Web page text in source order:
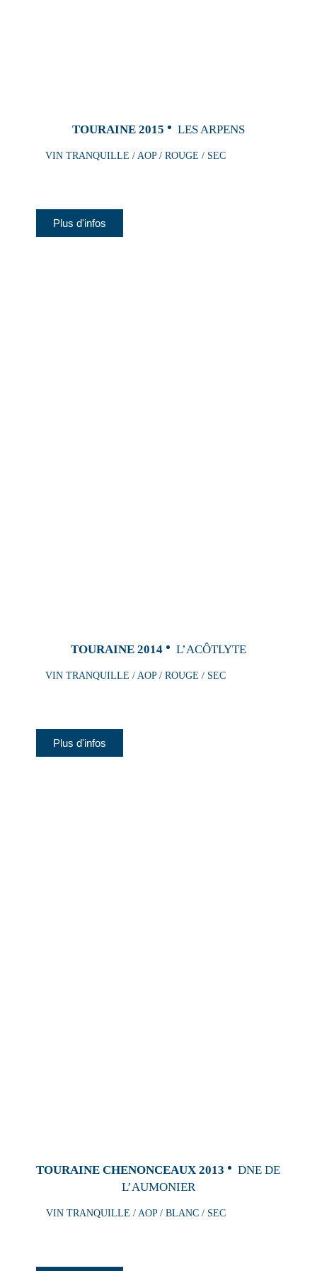
TOURAINE 2015 LES ARPENS
VIN TRANQUILLE / AOP / ROUGE / SEC
Plus d'infos
TOURAINE 2014 L’ACÔTLYTE
VIN TRANQUILLE / AOP / ROUGE / SEC
Plus d'infos
TOURAINE CHENONCEAUX 2013
DNE DE
L’AUMONIER
VIN TRANQUILLE / AOP / BLANC / SEC